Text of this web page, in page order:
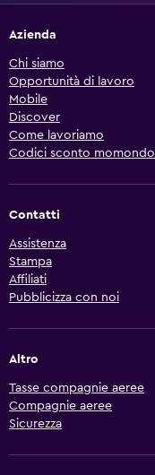
Azienda
Chi siamo
Opportunità di lavoro
Mobile
Discover
Come lavoriamo
Codici sconto momondo
Contatti
Assistenza
Stampa
Affiliati
Pubblicizza con noi
Altro
Tasse compagnie aeree
Compagnie aeree
Sicurezza